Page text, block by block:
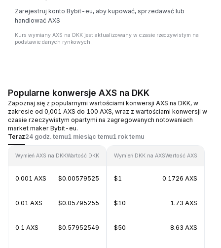
Zarejestruj konto Bybit-eu, aby kupować, sprzedawać lub
handlować AXS
Kurs wymiany AXS na DKK jest aktualizowany w czasie rzeczywistym na
podstawie danych rynkowych.
Popularne konwersje AXS na DKK
Zapoznaj się z popularnymi wartościami konwersji AXS na DKK, w
zakresie od 0,001 AXS do 100 AXS, wraz z wartościami konwersji w
czasie rzeczywistym opartymi na zagregowanych notowaniach
market maker Bybit-eu.
Teraz24 godz. temu1 miesiąc temu1 rok temu
Wymień AXS na DKKWartość DKK
0.001 AXS $0.00579525
0.01 AXS $0.05795255
0.1 AXS $0.57952549
Wymień DKK na AXSWartość AXS
$1 0.1726 AXS
$10 1.73 AXS
$50 8.63 AXS